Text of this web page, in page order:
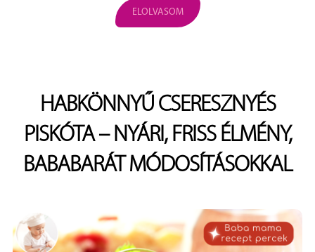
ELOLVASOM
HABKÖNNYŰ CSERESZNYÉS
PISKÓTA – NYÁRI, FRISS ÉLMÉNY,
BABABARÁT MÓDOSÍTÁSOKKAL